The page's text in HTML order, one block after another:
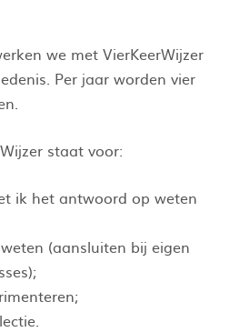
we met VierKeerWijzer
Per jaar worden vier
staat voor:
ik het antwoord op weten
(aansluiten bij eigen